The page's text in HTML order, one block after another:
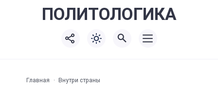
ПОЛИТОЛОГИКА
Главная Внутри страны